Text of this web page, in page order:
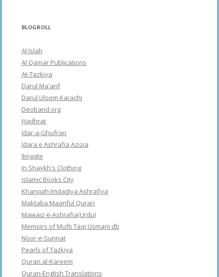
BLOGROLL
Al Islah
Al Qamar Publications
At-Tazkiya
Darul Ma'arif
Darul Uloom Karachi
Deoband.org
Hadhrat
Idar-a-Ghufran
Idara e Ashrafia Azizia
Ilmgate
In Shaykh's Clothing
Islamic Books City
Khanqah Imdadiya Ashrafiya
Maktaba Maariful Quran
Mawaiz-e-Ashrafia(Urdu)
Memoirs of Mufti Taqi Usmani db
Noor-e-Sunnat
Pearls of Tazkiya
Quran al-Kareem
Quran-English Translations